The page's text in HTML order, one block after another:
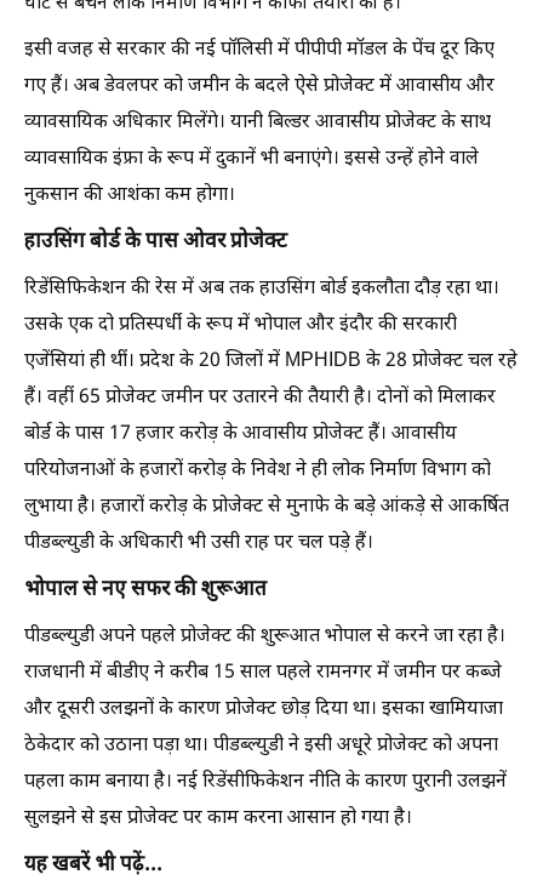
इसी वजह से सरकार की नई पॉलिसी में पीपीपी मॉडल के पेंच दूर किए
गए हैं। अब डेवलपर को जमीन के बदले ऐसे प्रोजेक्ट में आवासीय और
व्यावसायिक अधिकार मिलेंगे। यानी बिल्डर आवासीय प्रोजेक्ट के साथ
व्यावसायिक इंफ्रा के रूप में दुकानें भी बनाएंगे। इससे उन्हें होने वाले
नुकसान की आशंका कम होगा।
हाउसिंग बोर्ड के पास ओवर प्रोजेक्ट
रिडेंसिफिकेशन की रेस में अब तक हाउसिंग बोर्ड इकलौता दौड़ रहा था।
उसके एक दो प्रतिस्पर्धी के रूप में भोपाल और इंदौर की सरकारी
एजेंसियां ही थीं। प्रदेश के 20 जिलों में MPHIDB के 28 प्रोजेक्ट चल रहे
हैं। वहीं 65 प्रोजेक्ट जमीन पर उतारने की तैयारी है। दोनों को मिलाकर
बोर्ड के पास 17 हजार करोड़ के आवासीय प्रोजेक्ट हैं। आवासीय
परियोजनाओं के हजारों करोड़ के निवेश ने ही लोक निर्माण विभाग को
लुभाया है। हजारों करोड़ के प्रोजेक्ट से मुनाफे के बड़े आंकड़े से आकर्षित
पीडब्ल्युडी के अधिकारी भी उसी राह पर चल पड़े हैं।
भोपाल से नए सफर की शुरूआत
पीडब्ल्युडी अपने पहले प्रोजेक्ट की शुरूआत भोपाल से करने जा रहा है।
राजधानी में बीडीए ने करीब 15 साल पहले रामनगर में जमीन पर कब्जे
और दूसरी उलझनों के कारण प्रोजेक्ट छोड़ दिया था। इसका खामियाजा
ठेकेदार को उठाना पड़ा था। पीडब्ल्युडी ने इसी अधूरे प्रोजेक्ट को अपना
पहला काम बनाया है। नई रिडेंसीफिकेशन नीति के कारण पुरानी उलझनें
सुलझने से इस प्रोजेक्ट पर काम करना आसान हो गया है।
यह खबरें भी पढ़ें...